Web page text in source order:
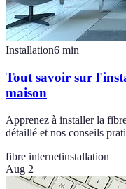
Installation6 min
Tout savoir sur
maison
Apprenez à installer la
détaillé et nos conseils
fibre internetinstallation
Aug 2